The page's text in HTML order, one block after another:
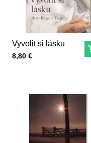
Vyvolit si lásku
Cena s DPH
8,80 €